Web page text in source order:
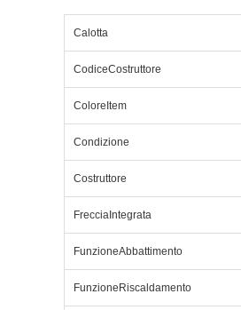
Calotta
CodiceCostruttore
ColoreItem
Condizione
Costruttore
FrecciaIntegrata
FunzioneAbbattimento
FunzioneRiscaldamento